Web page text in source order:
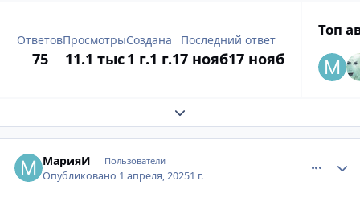
Ответов
75
Просмотры
11.1 тыс
Создана
1 г.1 г.
Последний ответ
17 нояб17 нояб
Топ
Развернуть обзор темы
МарияИ Пользователи
Опубликовано 1 апреля, 20251 г.